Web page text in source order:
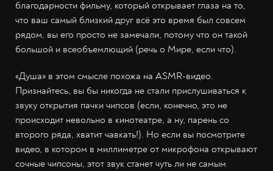
благодарности фильму, который открывает глаза на то,
что ваш самый близкий друг всё это время был совсем
рядом, вы его просто не замечали, потому что он такой
большой и всеобъемлющий (речь о Мире, если что).
«Душа» в этом смысле похожа на ASMR-видео.
Признайтесь, вы бы никогда не стали прислушиваться к
звуку открытия пачки чипсов (если, конечно, это не
происходит невольно в кинотеатре, а ну, парень со
второго ряда, хватит чавкать!). Но если вы посмотрите
видео, в котором в миллиметре от микрофона открывают
сочные чипсоны, этот звук станет чуть ли не самым